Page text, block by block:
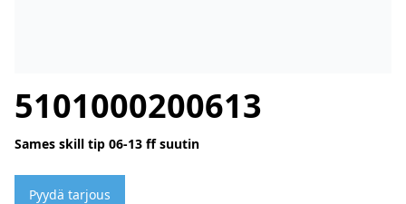
5101000200613
Sames skill tip 06-13 ff suutin
Pyydä tarjous